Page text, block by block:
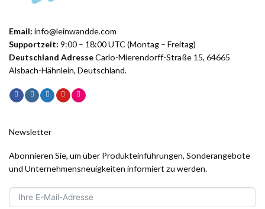
Email: info@leinwandde.com
Supportzeit: 9:00 – 18:00 UTC (Montag – Freitag)
Deutschland AdresseCarlo-Mierendorff-Straße 15, 64665
Alsbach-Hähnlein, Deutschland.
Newsletter
Abonnieren Sie, um über Produkteinführungen, Sonderangebote
und Unternehmensneuigkeiten informiert zu werden.